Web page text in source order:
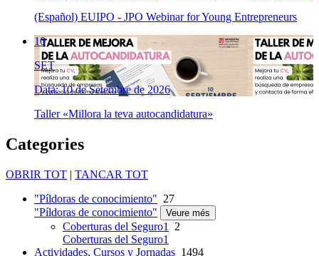
(Español) EUIPO - JPO Webinar for Young Entrepreneurs
10
SET
Data: 10 de Setembre de 2026
Taller «Millora la teva autocandidatura»
Categories
OBRIR TOT | TANCAR TOT
"Píldoras de conocimiento" 27
"Píldoras de conocimiento"
Veure més
Coberturas del Seguro1
2
Coberturas del Seguro1
Actividades, Cursos y Jornadas 1494